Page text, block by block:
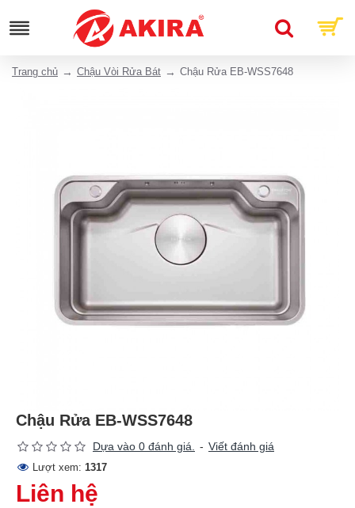
Trang chủ Chậu Vòi Rửa Bát Chậu Rửa EB-WSS7648
Chậu Rửa EB-WSS7648
Dựa vào 0 đánh giá. - Viết đánh giá
Lượt xem: 1317
Liên hệ